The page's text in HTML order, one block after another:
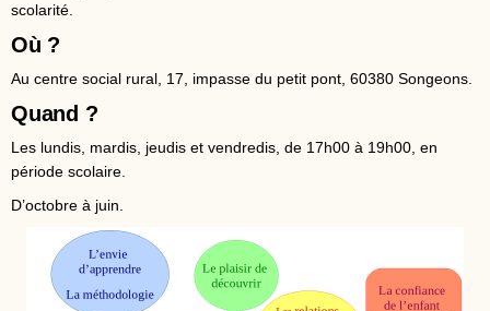
scolarité.
Où ?
Au centre social rural, 17, impasse du petit pont, 60380 Songeons.
Quand ?
Les lundis, mardis, jeudis et vendredis, de 17h00 à 19h00, en
période scolaire.
D’octobre à juin.